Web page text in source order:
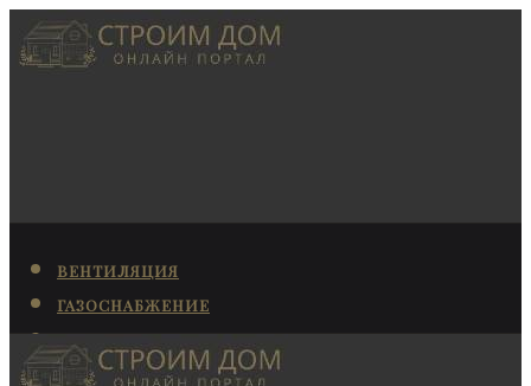
ВЕНТИЛЯЦИЯ
ГАЗОСНАБЖЕНИЕ
КАНАЛИЗАЦИЯ
КОНДИЦИОНИРОВАНИЕ